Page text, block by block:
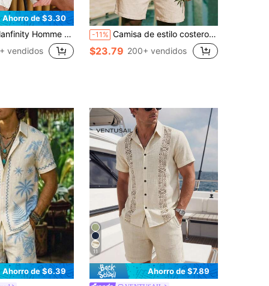
Ahorro de $3.30
Conjunto de camisa de manga corta y pantalones cortos casuales para vacaciones diarias para hombres
vendidos
-11% Camisa de estilo costero para hombre, top con textura de lino y patrón de palmeras, camisa de cuello camp minimalista de moda, atuendo exquisito y fresco para vacaciones de verano
$23.79 200+ vendidos
Ahorro de $6.39
11
Ahorro de $7.89